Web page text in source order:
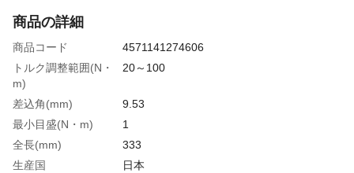
商品の詳細
商品コード
4571141274606
トルク調整範囲(N・
m)
20～100
差込角(mm)
9.53
最小目盛(N・m)
1
全長(mm)
333
生産国
日本